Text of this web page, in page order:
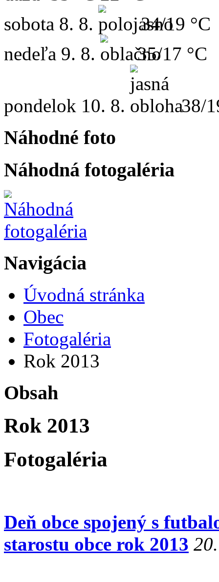
sobota 8. 8.
34/19 °C
nedeľa 9. 8. 35/17 °C
pondelok 10. 8. 38/
Náhodné foto
Náhodná fotogaléria
Navigácia
Úvodná stránka
Obec
Fotogaléria
Rok 2013
Obsah
Rok 2013
Fotogaléria
Deň obce spojený s
starostu obce rok 2013